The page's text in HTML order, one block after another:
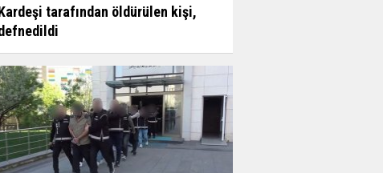
tarafından öldürülen kişi,